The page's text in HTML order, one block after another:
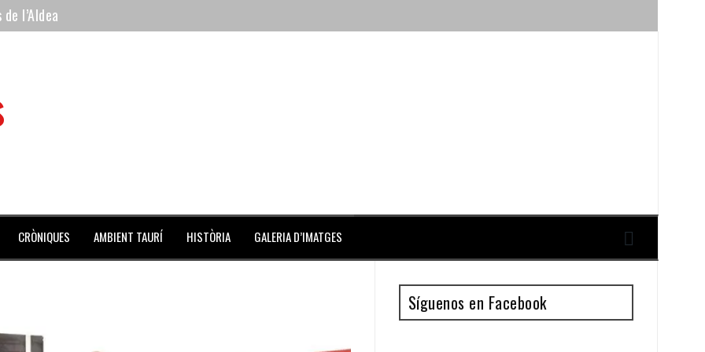
l’Aldea
premiado como el novillo más bravo en San Adrián
CRÒNIQUES AMBIENT TAURÍ HISTÒRIA GALERIA D’IMATGES
Síguenos en Facebook